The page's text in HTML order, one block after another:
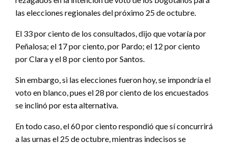
las elecciones regionales del próximo 25 de octubre.
El 33 por ciento de los consultados, dijo que votaría por
Peñalosa; el 17 por ciento, por Pardo; el 12 por ciento
por Clara y el 8 por ciento por Santos.
Sin embargo, si las elecciones fueron hoy, se impondría el
voto en blanco, pues el 28 por ciento de los encuestados
se inclinó por esta alternativa.
En todo caso, el 60 por ciento respondió que sí concurrirá
a las urnas el 25 de octubre, mientras indecisos se